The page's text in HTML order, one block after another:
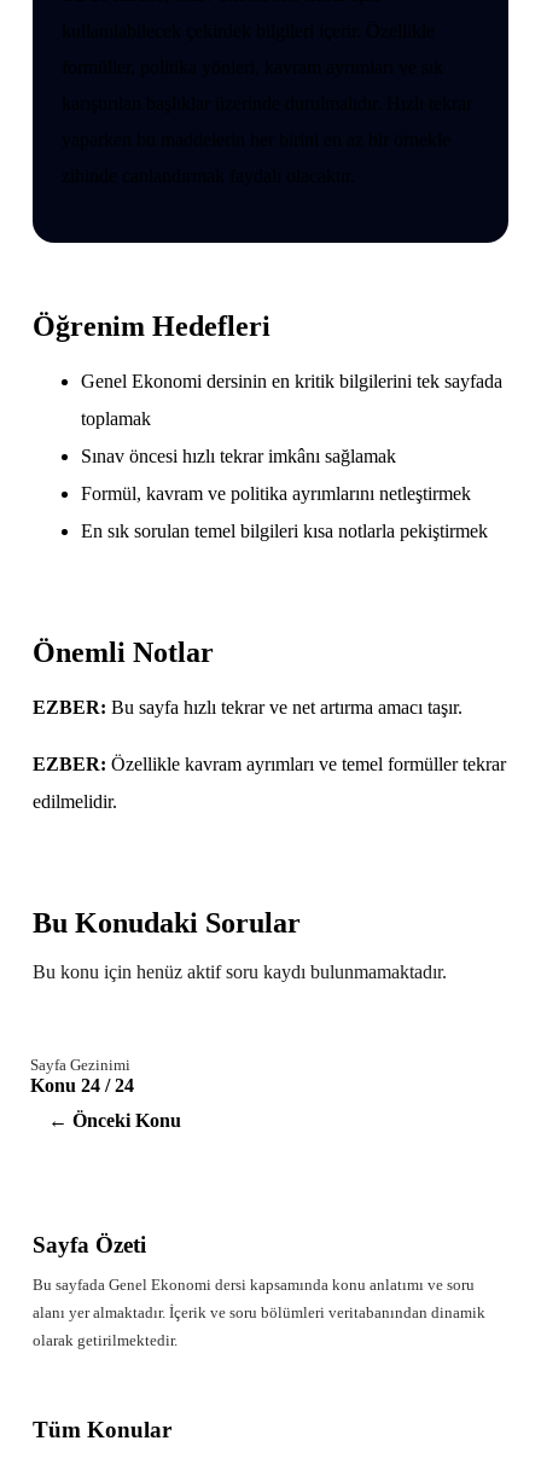
Öğrenim Hedefleri
Genel Ekonomi dersinin en kritik bilgilerini tek sayfada
toplamak
Sınav öncesi hızlı tekrar imkânı sağlamak
Formül, kavram ve politika ayrımlarını netleştirmek
En sık sorulan temel bilgileri kısa notlarla pekiştirmek
Önemli Notlar
EZBER: Bu sayfa hızlı tekrar ve net artırma amacı taşır.
EZBER: Özellikle kavram ayrımları ve temel formüller tekrar
edilmelidir.
Bu Konudaki Sorular
Bu konu için henüz aktif soru kaydı bulunmamaktadır.
Sayfa Gezinimi
Konu 24 / 24
← Önceki Konu
Sayfa Özeti
Bu sayfada Genel Ekonomi dersi kapsamında konu anlatımı ve soru
alanı yer almaktadır. İçerik ve soru bölümleri veritabanından dinamik
olarak getirilmektedir.
Tüm Konular